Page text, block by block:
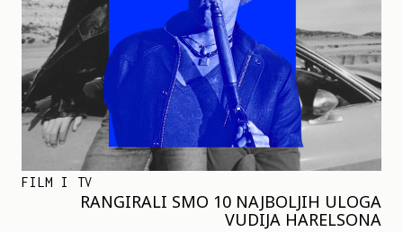
FILM I TV
RANGIRALI SMO 10 NAJBOLJIH ULOGA
VUDIJA HARELSONA